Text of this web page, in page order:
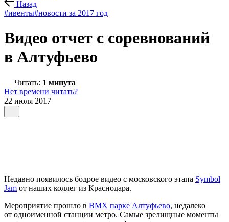
Назад
#ивенты#новости за 2017 год
Видео отчет с соревнований
в Алтуфьево
Читать: 1 минута
Нет времени читать?
22 июля 2017
Недавно появилось бодрое видео с московского этапа Symbol
Jam от наших коллег из Краснодара.
Мероприятие прошло в BMX парке Алтуфьево, недалеко
от одноименной станции метро. Самые зрелищные моменты